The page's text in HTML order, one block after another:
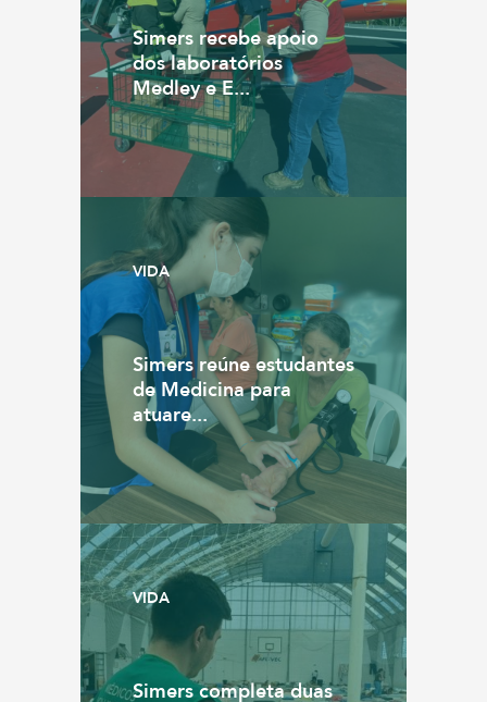
Simers recebe apoio
dos laboratórios
Medley e E...
VIDA
Simers reúne estudantes
de Medicina para
atuare...
VIDA
Simers completa duas